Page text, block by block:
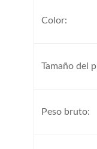
Color:
Tamaño del
Peso bruto: